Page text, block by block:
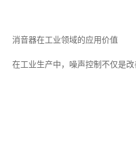
消音器在工业领域的应用价值
在工业生产中，噪声控制不仅是